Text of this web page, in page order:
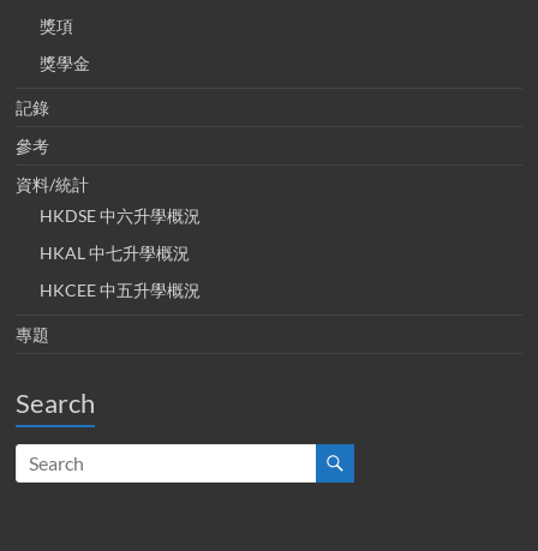
獎項
獎學金
記錄
參考
資料/統計
HKDSE 中六升學概況
HKAL 中七升學概況
HKCEE 中五升學概況
專題
Search